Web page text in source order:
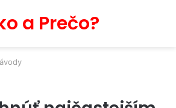
a Prečo?